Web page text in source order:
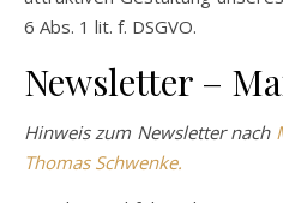
6 Abs. 1 lit. f. DSGVO.
Newsletter –
Hinweis zum Newsletter nach
Thomas Schwenke.